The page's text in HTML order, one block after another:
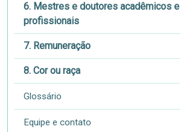
6. Mestres e doutores acadêmicos e
profissionais
7. Remuneração
8. Cor ou raça
Glossário
Equipe e contato